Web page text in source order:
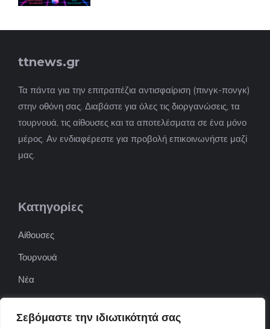
Σεβόμαστε την ιδιωτικότητά σας
ttnews.gr
Τα πάντα για την επιτραπέζια αντισφαίριση (πινγκ-πονγκ)
στην οθόνη σας. Διαβάστε για όλες τις διοργανώσεις, τα
τουρνουά, τις αίθουσες και τα αποτελέσματα σε ένα μόνο
μέρος. Αν ενδιαφέρεστε για προβολή επικοινωνήστε μαζί
μας.
Κατηγορίες
Αίθουσες
Τουρνουά
Νέα
Επιχειρήσεις
ΠΟΦΕΠΑ